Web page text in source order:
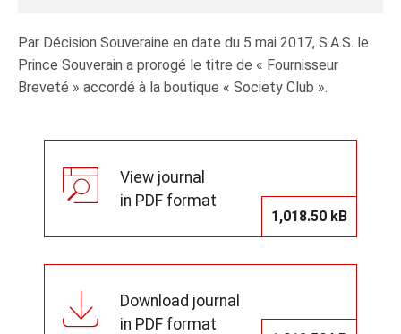
Par Décision Souveraine en date du 5 mai 2017, S.A.S. le
Prince Souverain a prorogé le titre de « Fournisseur
Breveté » accordé à la boutique « Society Club ».
View journal
in PDF format
1,018.50 kB
Download journal
in PDF format